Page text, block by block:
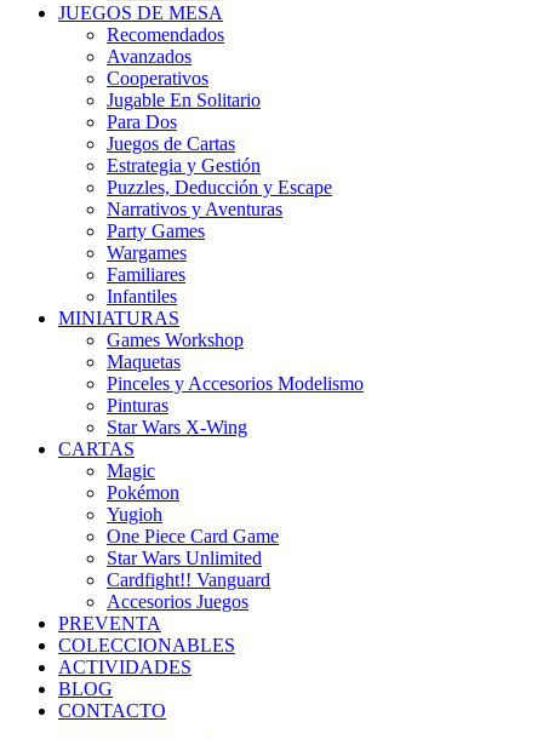
JUEGOS DE MESA
Recomendados
Avanzados
Cooperativos
Jugable En Solitario
Para Dos
Juegos de Cartas
Estrategia y Gestión
Puzzles, Deducción y Escape
Narrativos y Aventuras
Party Games
Wargames
Familiares
Infantiles
MINIATURAS
Games Workshop
Maquetas
Pinceles y Accesorios Modelismo
Pinturas
Star Wars X-Wing
CARTAS
Magic
Pokémon
Yugioh
One Piece Card Game
Star Wars Unlimited
Cardfight!! Vanguard
Accesorios Juegos
PREVENTA
COLECCIONABLES
ACTIVIDADES
BLOG
CONTACTO